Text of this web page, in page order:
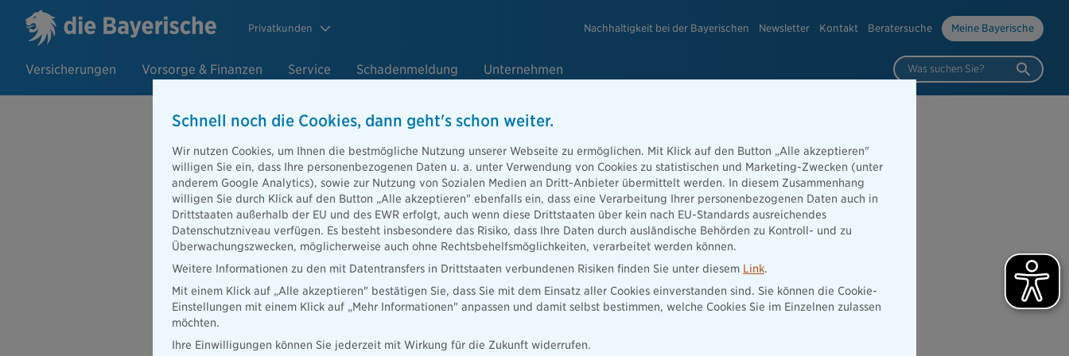
Privatkunden Nachhaltigkeit bei der Bayerischen Newsletter Kontakt Beratersuche Meine Bayerische
Versicherungen Vorsorge & Finanzen Service Schadenmeldung Unternehmen Was suchen Sie?
26.11.2020
Nachhaltige Absicherung für Eigenheimbesitzer:
Versicherungsgruppe die Bayerische und Domcura
entwickeln grüne Wohngebäudeversicherung
Es ist die umfangreichste nachhaltige Wohngebäudeversicherung am deutschen Markt: Die
Hausbesitzer entwickelt. Exklusiver Risikoträger ist die Bayerische.
Schnell noch die Cookies, dann geht's schon weiter.
Wir nutzen Cookies, um Ihnen die bestmögliche Nutzung unserer Webseite zu ermöglichen. Mit Klick auf den Button „Alle akzeptieren"
willigen Sie ein, dass Ihre personenbezogenen Daten u. a. unter Verwendung von Cookies zu statistischen und Marketing-Zwecken (unter
anderem Google Analytics), sowie zur Nutzung von Sozialen Medien an Dritt-Anbieter übermittelt werden. In diesem Zusammenhang
willigen Sie durch Klick auf den Button „Alle akzeptieren" ebenfalls ein, dass eine Verarbeitung Ihrer personenbezogenen Daten auch in
Drittstaaten außerhalb der EU und des EWR erfolgt, auch wenn diese Drittstaaten über kein nach EU-Standards ausreichendes
Datenschutzniveau verfügen. Es besteht insbesondere das Risiko, dass Ihre Daten durch ausländische Behörden zu Kontroll- und zu
Überwachungszwecken, möglicherweise auch ohne Rechtsbehelfsmöglichkeiten, verarbeitet werden können.
Weitere Informationen zu den mit Datentransfers in Drittstaaten verbundenen Risiken finden Sie unter diesem Link.
Mit einem Klick auf „Alle akzeptieren" bestätigen Sie, dass Sie mit dem Einsatz aller Cookies einverstanden sind. Sie können die Cookie-
Einstellungen mit einem Klick auf „Mehr Informationen" anpassen und damit selbst bestimmen, welche Cookies Sie im Einzelnen zulassen
möchten.
Ihre Einwilligungen können Sie jederzeit mit Wirkung für die Zukunft widerrufen.